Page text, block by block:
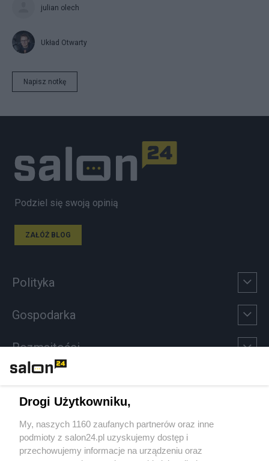
julian olech
Układ Otwarty
Napisz notkę
Podziel się swoją opinią
ZAŁÓŻ BLOG
Polityka
Gospodarka
Rozmaitości
Sport
Społeczeństwo
Drogi Użytkowniku,
My, naszych 1160 zaufanych partnerów oraz inne
podmioty z salon24.pl uzyskujemy dostęp i
przechowujemy informacje na urządzeniu oraz